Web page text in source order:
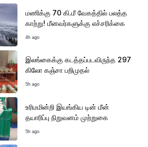
மணிக்கு 70 கி.மீ வேகத்தில் பலத்த
காற்று! மீனவர்களுக்கு எச்சரிக்கை
4h ago
இலங்கைக்கு கடத்தப்படவிருந்த 297
கிலோ கஞ்சா பறிமுதல்
5h ago
உரிமமின்றி இயங்கிய டின் மீன்
தயாரிப்பு நிறுவனம் முற்றுகை
5h ago